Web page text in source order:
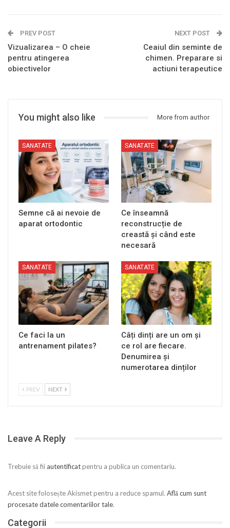
PREV POST
Vizualizarea – O cheie
pentru atingerea
obiectivelor
NEXT POST
Ceaiul din seminte de
chimen. Preparare si
actiuni terapeutice
You might also like More from author
SANATATE
Semne că ai nevoie de
aparat ortodontic
SANATATE
Ce înseamnă
reconstrucție de
creastă și când este
necesară
SANATATE
Ce faci la un
antrenament pilates?
SANATATE
Câți dinți are un om și
ce rol are fiecare.
Denumirea și
numerotarea dinților
PREV NEXT
Leave A Reply
Trebuie să fii autentificatpentru a publica un comentariu.
Acest site folosește Akismet pentru a reduce spamul. Află cum sunt
procesate datele comentariilor tale.
Categorii